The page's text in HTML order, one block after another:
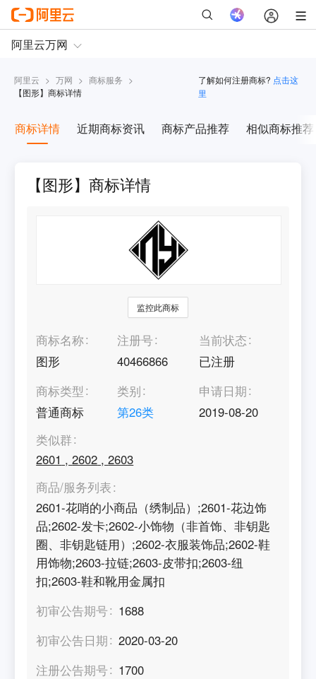
阿里云 > 万网 > 商标服务 >
【图形】商标详情
了解如何注册商标? 点击这
里
商标详情 近期商标资讯 商标产品推荐 相似商标推荐
【图形】商标详情
监控此商标
商标名称
图形
注册号
40466866
当前状态
已注册
商标类型
普通商标
类别
第26类
申请日期
2019-08-20
类似群
2601 ,2602 ,2603
商品/服务列表
2601-花哨的小商品（绣制品）;2601-花边饰
品;2602-发卡;2602-小饰物（非首饰、非钥匙
圈、非钥匙链用）;2602-衣服装饰品;2602-鞋
用饰物;2603-拉链;2603-皮带扣;2603-纽
扣;2603-鞋和靴用金属扣
初审公告期号
1688
初审公告日期
2020-03-20
注册公告期号
1700